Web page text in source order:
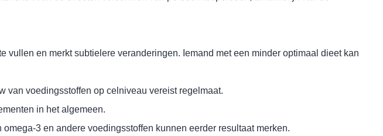
en merkt subtielere veranderingen. Iemand met een minder optimaal dieet kan
van voedingsstoffen op celniveau vereist regelmaat.
in het algemeen.
3 en andere voedingsstoffen kunnen eerder resultaat merken.